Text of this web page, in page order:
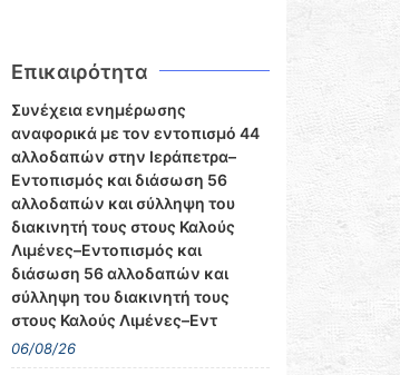
Επικαιρότητα
Συνέχεια ενημέρωσης
αναφορικά με τον εντοπισμό 44
αλλοδαπών στην Ιεράπετρα–
Εντοπισμός και διάσωση 56
αλλοδαπών και σύλληψη του
διακινητή τους στους Καλούς
Λιμένες–Εντοπισμός και
διάσωση 56 αλλοδαπών και
σύλληψη του διακινητή τους
στους Καλούς Λιμένες–Εντ
06/08/26